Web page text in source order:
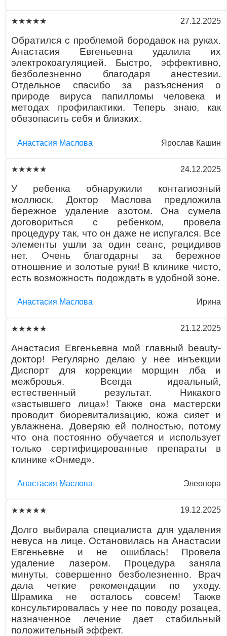
★★★★★ 27.12.2025
Обратился с проблемой бородавок на руках.
Анастасия Евгеньевна удалила их
электрокоагуляцией. Быстро, эффективно,
безболезненно благодаря анестезии.
Отдельное спасибо за разъяснения о
природе вируса папилломы человека и
методах профилактики. Теперь знаю, как
обезопасить себя и близких.
Aнaстaсия Маслова Ярослав Кашин
★★★★★ 24.12.2025
У ребенка обнаружили контагиозный
моллюск. Доктор Маслова предложила
бережное удаление азотом. Она сумела
договориться с ребенком, провела
процедуру так, что он даже не испугался. Все
элементы ушли за один сеанс, рецидивов
нет. Очень благодарны за бережное
отношение и золотые руки! В клинике чисто,
есть возможность подождать в удобной зоне.
Aнaстaсия Маслова Ирина
★★★★★ 21.12.2025
Анастасия Евгеньевна мой главный beauty-
доктор! Регулярно делаю у нее инъекции
Диспорт для коррекции морщин лба и
межбровья. Всегда идеальный,
естественный результат. Никакого
«застывшего лица»! Также она мастерски
проводит биоревитализацию, кожа сияет и
увлажнена. Доверяю ей полностью, потому
что она постоянно обучается и использует
только сертифицированные препараты в
клинике «Онмед».
Aнaстaсия Маслова Элеонора
★★★★★ 19.12.2025
Долго выбирала специалиста для удаления
невуса на лице. Остановилась на Анастасии
Евгеньевне и не ошиблась! Провела
удаление лазером. Процедура заняла
минуты, совершенно безболезненно. Врач
дала четкие рекомендации по уходу.
Шрамика не осталось совсем! Также
консультировалась у нее по поводу розацеа,
назначенное лечение дает стабильный
положительный эффект.